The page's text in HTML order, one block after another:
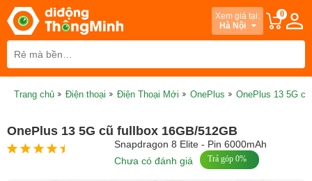
Xem giá tại:
Hà Nội
0
Trang chủ Điện thoại Điện Thoại Mới OnePlus OnePlus 13 5G
OnePlus 13 5G cũ fullbox 16GB/512GB
Snapdragon 8 Elite - Pin 6000mAh
Chưa có đánh giá
Trả góp 0%